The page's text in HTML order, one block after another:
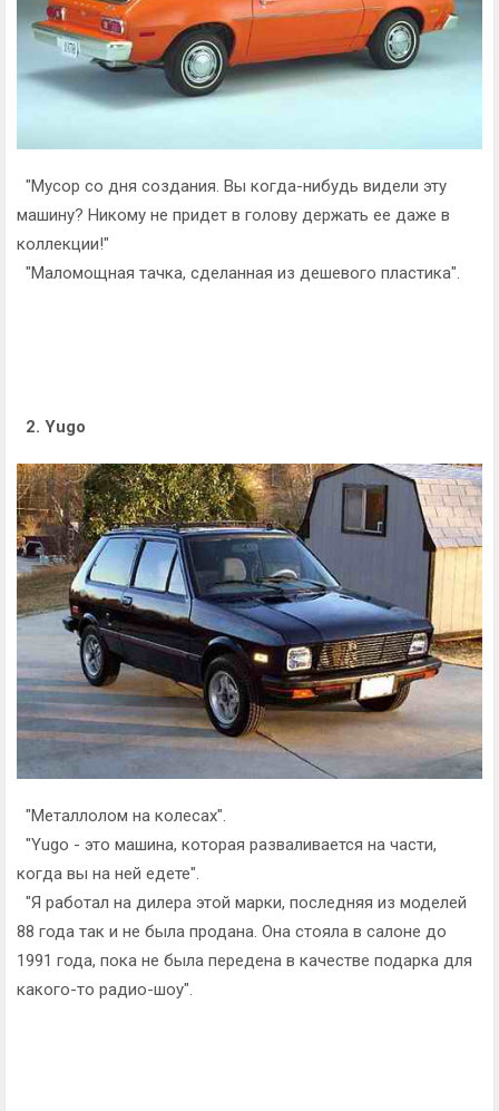
"Мусор со дня создания. Вы когда-нибудь видели эту
машину? Никому не придет в голову держать ее даже в
коллекции!"
"Маломощная тачка, сделанная из дешевого пластика".
2. Yugo
"Металлолом на колесах".
"Yugo - это машина, которая разваливается на части,
когда вы на ней едете".
"Я работал на дилера этой марки, последняя из моделей
88 года так и не была продана. Она стояла в салоне до
1991 года, пока не была передена в качестве подарка для
какого-то радио-шоу".